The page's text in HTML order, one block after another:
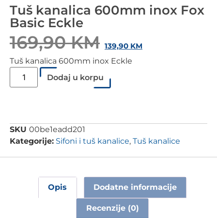
Tuš kanalica 600mm inox Fox
Basic Eckle
169,90KM 139,90 KM
Tuš kanalica 600mm inox Eckle
Dodaj u korpu
SKU 00be1eadd201
Kategorije: Sifoni i tuš kanalice, Tuš kanalice
Opis Dodatne informacije
Recenzije (0)